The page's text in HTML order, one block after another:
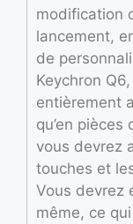
modification
lancement,
de
Keychron
entièrement
qu’en
vous devrez
touches et
Vous devrez
même, ce